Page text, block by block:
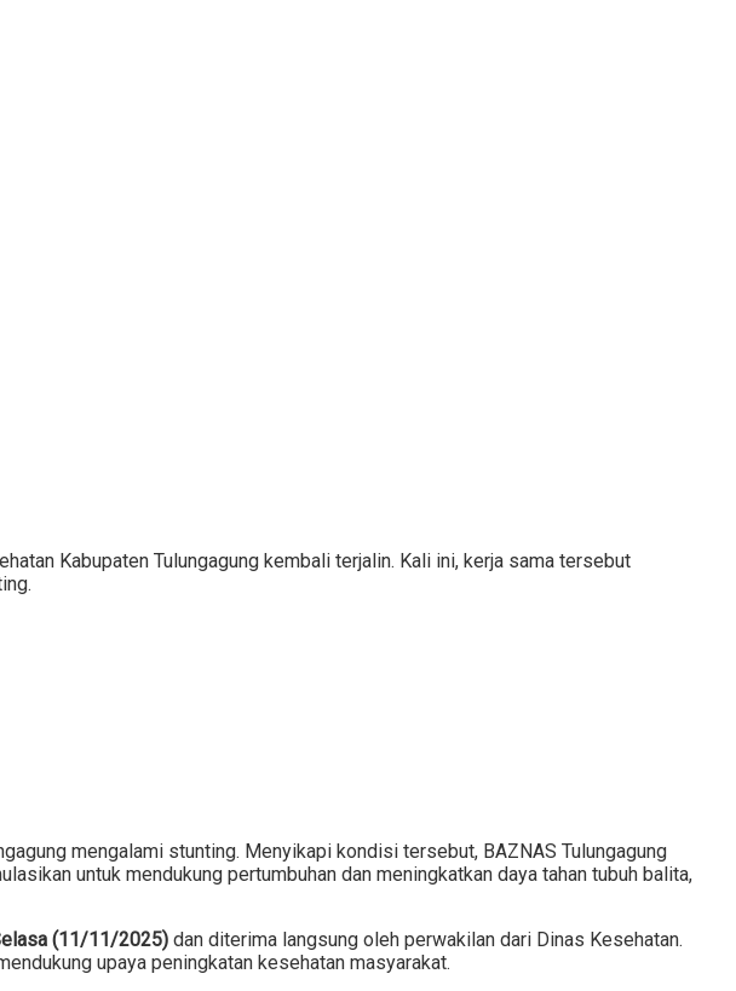
Kabupaten Tulungagung kembali terjalin. Kali ini, kerja sama tersebut
mengalami stunting. Menyikapi kondisi tersebut, BAZNAS Tulungagung
untuk mendukung pertumbuhan dan meningkatkan daya tahan tubuh balita,
(11/11/2025) dan diterima langsung oleh perwakilan dari Dinas Kesehatan.
upaya peningkatan kesehatan masyarakat.